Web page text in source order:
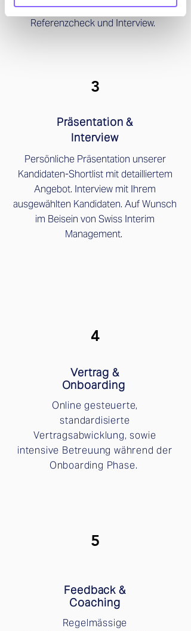
Verfahren mit CV-Screening,
Referenzcheck und Interview.
3
Präsentation &
Interview
Persönliche Präsentation unserer
Kandidaten-Shortlist mit detailliertem
Angebot. Interview mit Ihrem
ausgewählten Kandidaten. Auf Wunsch
im Beisein von Swiss Interim
Management.
4
Vertrag &
Onboarding
Online gesteuerte,
standardisierte
Vertragsabwicklung, sowie
intensive Betreuung während der
Onboarding Phase.
5
Feedback &
Coaching
Regelmässige